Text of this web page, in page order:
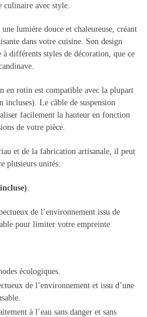
culinaire avec style.
lumière douce et chaleureuse, créant
dans votre cuisine. Son design
à différents styles de décoration, que ce
en rotin est compatible avec la plupart
incluses). Le câble de suspension
facilement la hauteur en fonction
de votre pièce.
et de la fabrication artisanale, il peut
plusieurs unités.
de l’environnement issu de
pour limiter votre empreinte
écologiques.
de l’environnement et issu d’une
à l’eau sans danger et sans